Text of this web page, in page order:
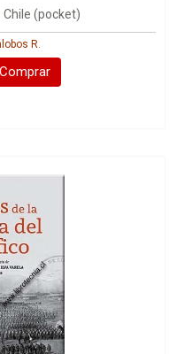
Chile (pocket)
R.